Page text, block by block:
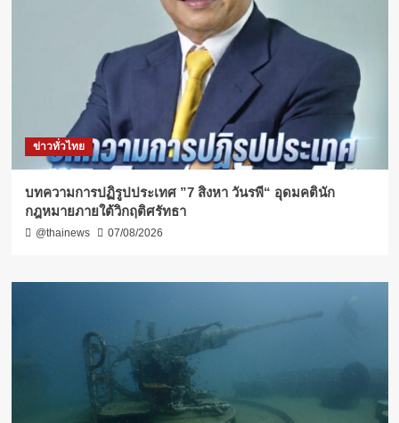
ข่าวทั่วไทย
บทความการปฏิรูปประเทศ ”7 สิงหา วันรพี“ อุดมคตินัก
กฎหมายภายใต้วิกฤติศรัทธา
@thainews 07/08/2026